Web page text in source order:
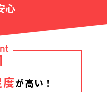
心
が高い！